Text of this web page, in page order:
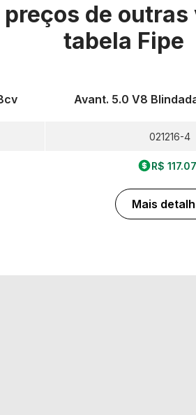
preços de outras
tabela Fipe
Avant. 5.0 V8
021216-4
R$
Mais